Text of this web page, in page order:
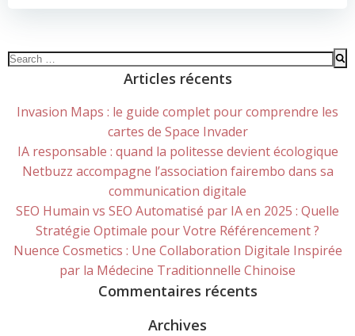
Search
Articles récents
Invasion Maps : le guide complet pour comprendre les
cartes de Space Invader
IA responsable : quand la politesse devient écologique
Netbuzz accompagne l’association fairembo dans sa
communication digitale
SEO Humain vs SEO Automatisé par IA en 2025 : Quelle
Stratégie Optimale pour Votre Référencement ?
Nuence Cosmetics : Une Collaboration Digitale Inspirée
par la Médecine Traditionnelle Chinoise
Commentaires récents
Archives